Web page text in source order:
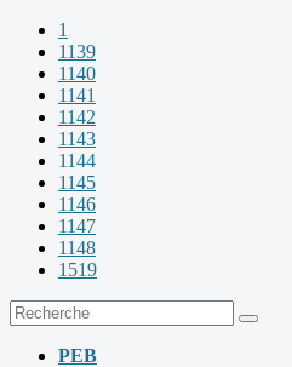
1
1139
1140
1141
1142
1143
1144
1145
1146
1147
1148
1519
PEB